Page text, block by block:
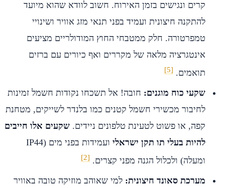
קרים ונגישים בזמן האירוח. חשוב לוודא שהוא מיועד
להתקנה חיצונית ועמיד בפני תנאי מזג אוויר ושינויי
טמפרטורה. חלק ממטבחי החוץ המודולריים מציעים
אינטגרציה מלאה של מקררים ואף כיורים עם ברזים
תואמים. [5]
שקעי כוח מוגנים: חובה! אל תשכחו נקודות חשמל זמינות
לחיבור מכשירי חשמל קטנים כמו בלנדר לשייקים, מטחנת
קפה, או פשוט לטעינת טלפונים ניידים. שקעים אלו חייבים
להיות בעלי תו תקן ישראלי
ועמידות בפני מים (IP44
ומעלה) ולכלול הגנה מפני קצרים. [2]
מערכת סאונד חיצונית: למי שאוהב מוזיקה טובה באוויר